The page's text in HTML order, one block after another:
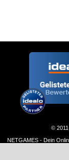
©
NETGAMES - Dein